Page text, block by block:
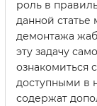
роль в
данной
демонтажа
эту задачу
ознакомиться
доступными в
содержат